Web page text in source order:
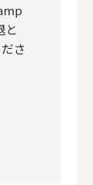
と
さ